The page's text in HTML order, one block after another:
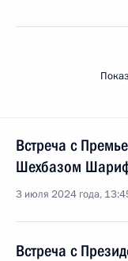
Встреча с
Шехбазом
3 июля 2024 года,
Встреча с